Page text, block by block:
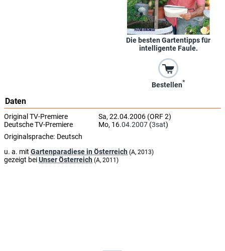
Die besten Gartentipps für
intelligente Faule.
Bestellen*
Daten
Original TV-Premiere
Sa, 22.04.2006 (ORF 2)
Deutsche TV-Premiere
Mo, 16.04.2007 (3sat)
Originalsprache: Deutsch
u. a. mit Gartenparadiese in Österreich (A, 2013)
gezeigt beiUnser Österreich (A, 2011)